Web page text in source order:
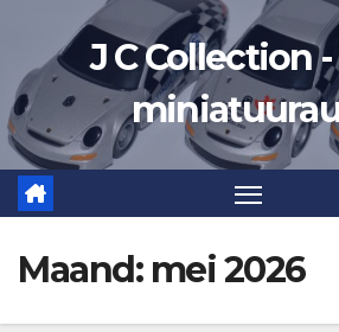
de
inhoud
J C Collection
Maand: mei 2026